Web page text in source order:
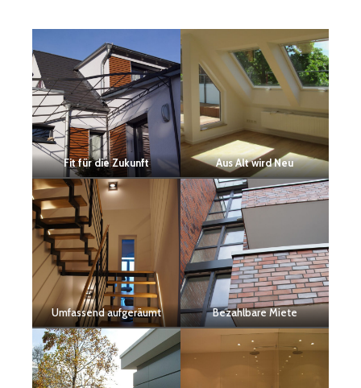
Fit für die Zukunft Aus Alt wird Neu
Umfassend aufgeräumt Bezahlbare Miete